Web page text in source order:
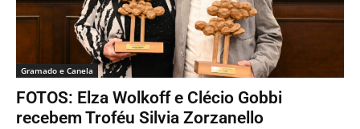
Gramado e Canela
FOTOS: Elza Wolkoff e Clécio Gobbi
recebem Troféu Silvia Zorzanello